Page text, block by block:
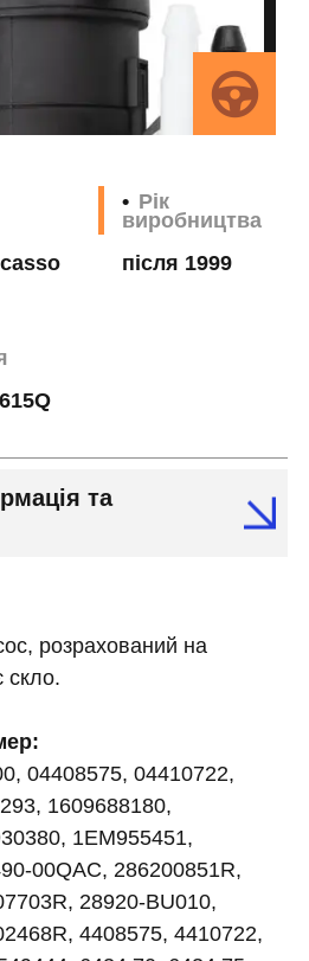
Рік
виробництва
після 1999
та
розрахований на
скло.
04408575, 04410722,
1609688180,
1EM955451,
00QAC, 286200851R,
28920-BU010,
4408575, 4410722,